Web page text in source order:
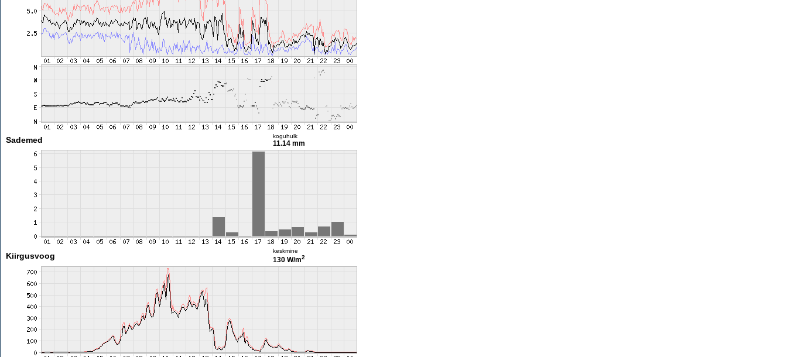
Sademed koguhulk
11.14 mm
Kiirgusvoog
keskmine
130 W/m2